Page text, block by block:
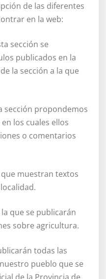
de las diferentes
en la web:
sección se
publicados en la
la sección a la que
sección propondemos
los cuales ellos
o comentarios
que muestran textos
la que se publicarán
sobre agricultura.
todas las
pueblo que se